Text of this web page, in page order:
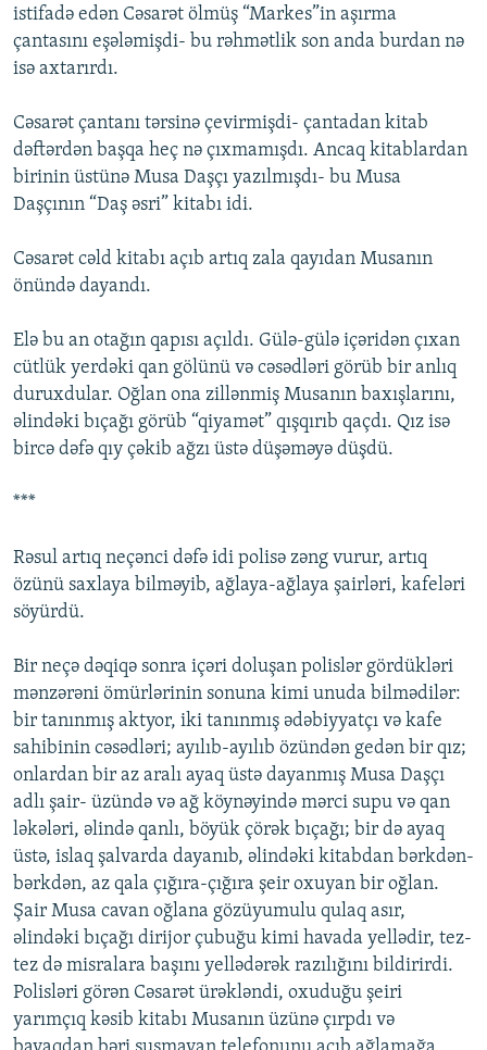
istifadə edən Cəsarət ölmüş “Markes”in aşırma
çantasını eşələmişdi- bu rəhmətlik son anda burdan nə
isə axtarırdı.
Cəsarət çantanı tərsinə çevirmişdi- çantadan kitab
dəftərdən başqa heç nə çıxmamışdı. Ancaq kitablardan
birinin üstünə Musa Daşçı yazılmışdı- bu Musa
Daşçının “Daş əsri” kitabı idi.
Cəsarət cəld kitabı açıb artıq zala qayıdan Musanın
önündə dayandı.
Elə bu an otağın qapısı açıldı. Gülə-gülə içəridən çıxan
cütlük yerdəki qan gölünü və cəsədləri görüb bir anlıq
duruxdular. Oğlan ona zillənmiş Musanın baxışlarını,
əlindəki bıçağı görüb “qiyamət” qışqırıb qaçdı. Qız isə
bircə dəfə qıy çəkib ağzı üstə düşəməyə düşdü.
***
Rəsul artıq neçənci dəfə idi polisə zəng vurur, artıq
özünü saxlaya bilməyib, ağlaya-ağlaya şairləri, kafeləri
söyürdü.
Bir neçə dəqiqə sonra içəri doluşan polislər gördükləri
mənzərəni ömürlərinin sonuna kimi unuda bilmədilər:
bir tanınmış aktyor, iki tanınmış ədəbiyyatçı və kafe
sahibinin cəsədləri; ayılıb-ayılıb özündən gedən bir qız;
onlardan bir az aralı ayaq üstə dayanmış Musa Daşçı
adlı şair- üzündə və ağ köynəyində mərci supu və qan
ləkələri, əlində qanlı, böyük çörək bıçağı; bir də ayaq
üstə, islaq şalvarda dayanıb, əlindəki kitabdan bərkdən-
bərkdən, az qala çığıra-çığıra şeir oxuyan bir oğlan.
Şair Musa cavan oğlana gözüyumulu qulaq asır,
əlindəki bıçağı dirijor çubuğu kimi havada yellədir, tez-
tez də misralara başını yellədərək razılığını bildirirdi.
Polisləri görən Cəsarət ürəkləndi, oxuduğu şeiri
yarımçıq kəsib kitabı Musanın üzünə çırpdı və